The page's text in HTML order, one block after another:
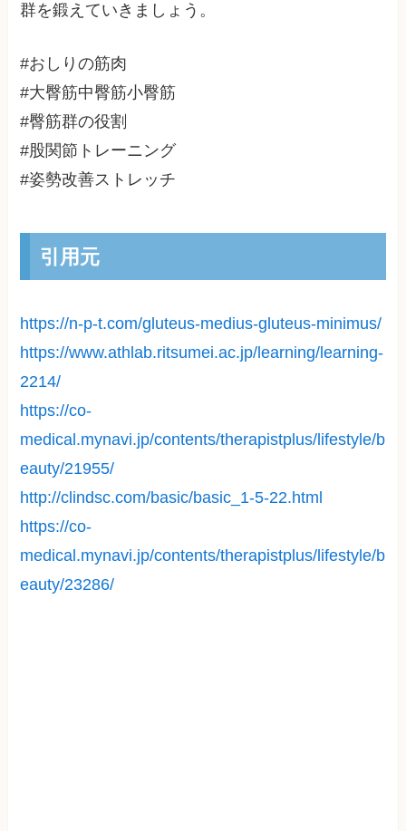
群を鍛えていきましょう。
#おしりの筋肉
#大臀筋中臀筋小臀筋
#臀筋群の役割
#股関節トレーニング
#姿勢改善ストレッチ
引用元
https://n-p-t.com/gluteus-medius-gluteus-minimus/
https://www.athlab.ritsumei.ac.jp/learning/learning-
2214/
https://co-
medical.mynavi.jp/contents/therapistplus/lifestyle/b
eauty/21955/
http://clindsc.com/basic/basic_1-5-22.html
https://co-
medical.mynavi.jp/contents/therapistplus/lifestyle/b
eauty/23286/